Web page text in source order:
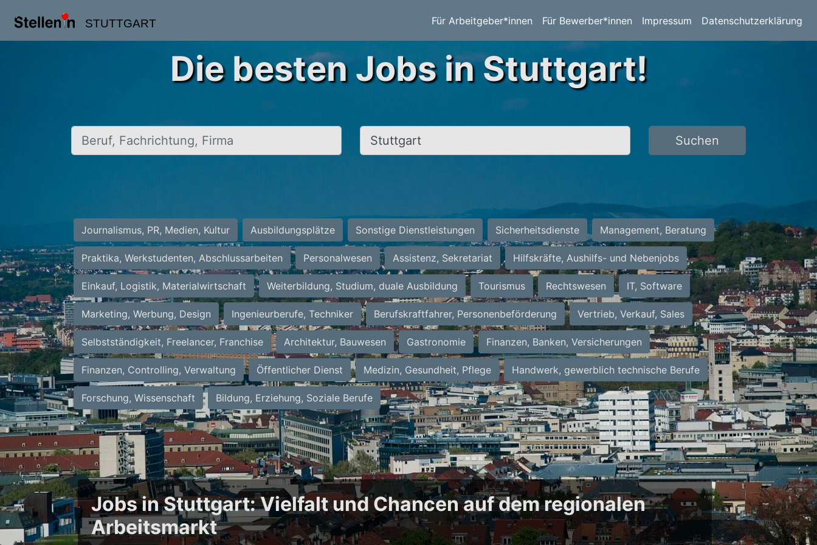
STUTTGART Für Arbeitgeber*innen Für Bewerber*innen Impressum Datenschutzerklärung
Die besten Jobs in Stuttgart!
Beruf, Fachrichtung, Firma Ort, Stadt Suchen
Journalismus, PR, Medien, Kultur Ausbildungsplätze Sonstige Dienstleistungen Sicherheitsdienste Management, Beratung
Praktika, Werkstudenten, Abschlussarbeiten Personalwesen Assistenz, Sekretariat Hilfskräfte, Aushilfs- und Nebenjobs
Einkauf, Logistik, Materialwirtschaft Weiterbildung, Studium, duale Ausbildung Tourismus Rechtswesen IT, Software
Marketing, Werbung, Design Ingenieurberufe, Techniker Berufskraftfahrer, Personenbeförderung Vertrieb, Verkauf, Sales
Selbstständigkeit, Freelancer, Franchise Architektur, Bauwesen Gastronomie Finanzen, Banken, Versicherungen
Finanzen, Controlling, Verwaltung Öffentlicher Dienst Medizin, Gesundheit, Pflege Handwerk, gewerblich technische Berufe
Forschung, Wissenschaft Bildung, Erziehung, Soziale Berufe
Jobs in Stuttgart: Vielfalt und Chancen auf dem regionalen
Arbeitsmarkt